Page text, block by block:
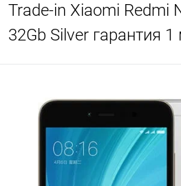
Trade-in Xiaomi Redmi
32Gb Silver гарантия 1
Сегодня
в корзину
Оплачивайте сегодня
25% картой любого банка